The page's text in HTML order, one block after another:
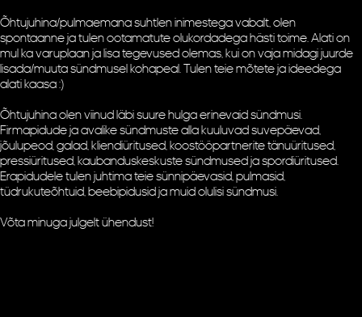
Õhtujuhina/pulmaemana suhtlen inimestega vabalt, olen
spontaanne ja tulen ootamatute olukordadega hästi toime. Alati on
mul ka varuplaan ja lisa tegevused olemas, kui on vaja midagi juurde
lisada/muuta sündmusel kohapeal. Tulen teie mõtete ja ideedega
alati kaasa :)
Õhtujuhina olen viinud läbi suure hulga erinevaid sündmusi.
Firmapidude ja avalike sündmuste alla kuuluvad suvepäevad,
jõulupeod, galad, kliendiüritused, koostööpartnerite tänuüritused,
pressiüritused, kaubanduskeskuste sündmused ja spordiüritused.
Erapidudele tulen juhtima teie sünnipäevasid, pulmasid,
tüdrukuteõhtuid, beebipidusid ja muid olulisi sündmusi.
Võta minuga julgelt ühendust!